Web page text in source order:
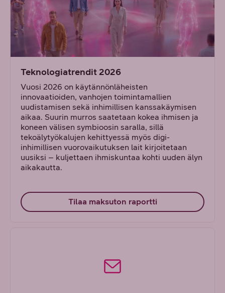
Teknologiatrendit 2026
Vuosi 2026 on käytännönläheisten
innovaatioiden, vanhojen toimintamallien
uudistamisen sekä inhimillisen kanssakäymisen
aikaa. Suurin murros saatetaan kokea ihmisen ja
koneen välisen symbioosin saralla, sillä
tekoälytyökalujen kehittyessä myös digi-
inhimillisen vuorovaikutuksen lait kirjoitetaan
uusiksi – kuljettaen ihmiskuntaa kohti uuden älyn
aikakautta.
Tilaa maksuton raportti